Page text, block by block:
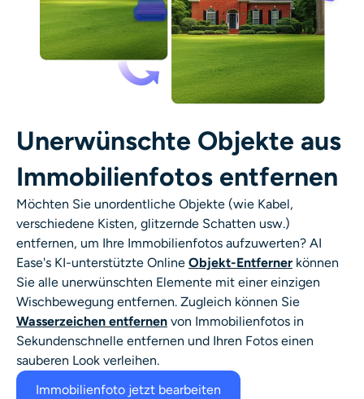
Unerwünschte Objekte aus
Immobilienfotos entfernen
Möchten Sie unordentliche Objekte (wie Kabel,
verschiedene Kisten, glitzernde Schatten usw.)
entfernen, um Ihre Immobilienfotos aufzuwerten? AI
Ease's KI-unterstützte Online Objekt-Entferner können
Sie alle unerwünschten Elemente mit einer einzigen
Wischbewegung entfernen. Zugleich können Sie
Wasserzeichen entfernen von Immobilienfotos in
Sekundenschnelle entfernen und Ihren Fotos einen
sauberen Look verleihen.
Immobilienfoto jetzt bearbeiten